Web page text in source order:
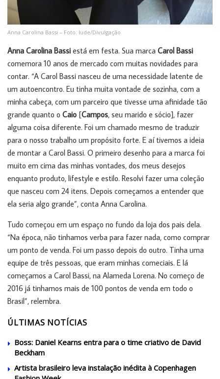
Anna Carolina Bassi – Foto: Iude/Divulgação
Anna Carolina Bassi está em festa. Sua marca Carol Bassi
comemora 10 anos de mercado com muitas novidades para
contar. “A Carol Bassi nasceu de uma necessidade latente de
um autoencontro. Eu tinha muita vontade de sozinha, com a
minha cabeça, com um parceiro que tivesse uma afinidade tão
grande quanto o Caio [Campos, seu marido e sócio], fazer
alguma coisa diferente. Foi um chamado mesmo de traduzir
para o nosso trabalho um propósito forte. E aí tivemos a ideia
de montar a Carol Bassi. O primeiro desenho para a marca foi
muito em cima das minhas vontades, dos meus desejos
enquanto produto, lifestyle e estilo. Resolvi fazer uma coleção
que nasceu com 24 itens. Depois começamos a entender que
ela seria algo grande”, conta Anna Carolina.
Tudo começou em um espaço no fundo da loja dos pais dela.
“Na época, não tinhamos verba para fazer nada, como comprar
um ponto de venda. Foi um passo depois do outro. Tinha uma
equipe de três pessoas, que eram minhas comeciais. E lá
começamos a Carol Bassi, na Alameda Lorena. No começo de
2016 já tinhamos mais de 100 pontos de venda em todo o
Brasil”, relembra.
ÚLTIMAS NOTÍCIAS
Boss: Daniel Kearns entra para o time criativo de David
Beckham
Artista brasileiro leva instalação inédita à Copenhagen